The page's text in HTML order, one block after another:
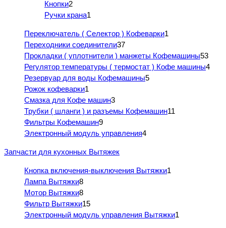
Кнопки2
Ручки крана1
Переключатель ( Селектор ) Кофеварки1
Переходники соединители37
Прокладки ( уплотнители ) манжеты Кофемашины53
Регулятор температуры ( термостат ) Кофе машины4
Резервуар для воды Кофемашины5
Рожок кофеварки1
Смазка для Кофе машин3
Трубки ( шланги ) и разъемы Кофемашин11
Фильтры Кофемашин9
Электронный модуль управления4
Запчасти для кухонных Вытяжек
Кнопка включения-выключения Вытяжки1
Лампа Вытяжки8
Мотор Вытяжки8
Фильтр Вытяжки15
Электронный модуль управления Вытяжки1